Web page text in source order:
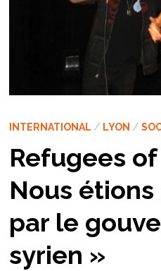
INTERNATIONAL / LYON /
Refugees of
Nous
par le
syrien »